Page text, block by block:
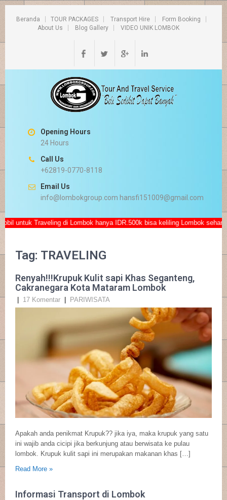
Beranda TOUR PACKAGES Transport Hire
Form Booking
About Us
Blog Gallery VIDEO UNIK LOMBOK
Opening Hours
24 Hours
Call Us
+62819-0770-8118
Email Us
info@lombokgroup.com hansfi151009@gmail.com
Traveling di Lombok hanya IDR.500k bisa keliling Lombok seharian
Tag: TRAVELING
Renyah!!!Krupuk Kulit sapi Khas Seganteng,
Cakranegara Kota Mataram Lombok
17 Komentar PARIWISATA
Apakah anda penikmat Krupuk?? jika iya, maka krupuk yang satu
ini wajib anda cicipi jika berkunjung atau berwisata ke pulau
lombok. Krupuk kulit sapi ini merupakan makanan khas […]
Read More »
Informasi Transport di Lombok